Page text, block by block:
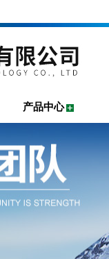
产品中心